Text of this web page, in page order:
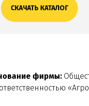
СКАЧАТЬ КАТАЛОГ
фирмы: